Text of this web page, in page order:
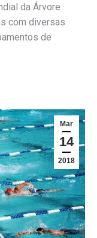
da Árvore
com diversas
de
Mar
14
2018